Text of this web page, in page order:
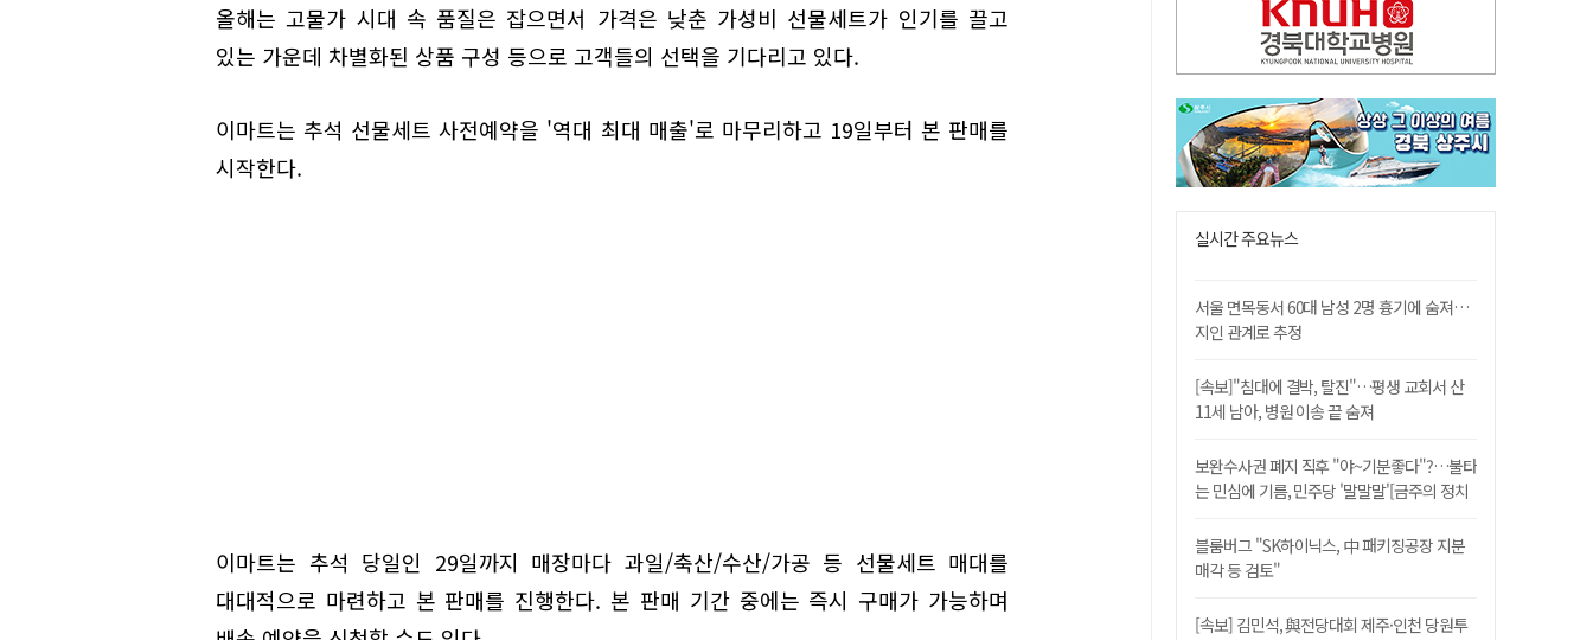
올해는 고물가 시대 속 품질은 잡으면서 가격은 낮춘 가성비 선물세트가 인기를 끌고
있는 가운데 차별화된 상품 구성 등으로 고객들의 선택을 기다리고 있다.
이마트는 추석 선물세트 사전예약을 '역대 최대 매출'로 마무리하고 19일부터 본 판매를
시작한다.
이마트는 추석 당일인 29일까지 매장마다 과일/축산/수산/가공 등 선물세트 매대를
대대적으로 마련하고 본 판매를 진행한다. 본 판매 기간 중에는 즉시 구매가 가능하며
실시간 주요뉴스
서울 면목동서 60대 남성 2명 흉기에 숨져…
지인 관계로 추정
[속보]"침대에 결박, 탈진"…평생 교회서 산
11세 남아, 병원 이송 끝 숨져
보완수사권 폐지 직후 "야~기분좋다"?…불타
는 민심에 기름, 민주당 '말말말'[금주의 정치
블룸버그 "SK하이닉스, 中 패키징공장 지분
매각 등 검토"
[속보] 김민석, 與전당대회 제주·인천 당원투